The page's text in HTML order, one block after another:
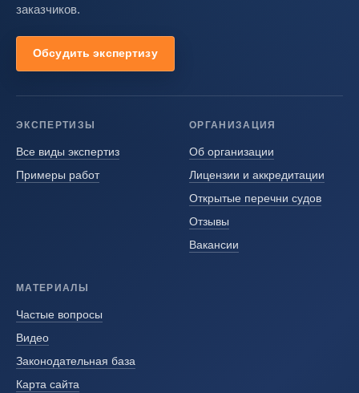
заказчиков.
Обсудить экспертизу
ЭКСПЕРТИЗЫ
Все виды экспертиз
Примеры работ
ОРГАНИЗАЦИЯ
Об организации
Лицензии и аккредитации
Открытые перечни судов
Отзывы
Вакансии
МАТЕРИАЛЫ
Частые вопросы
Видео
Законодательная база
Карта сайта